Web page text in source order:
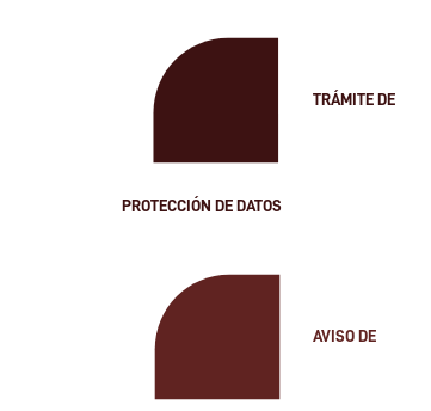
TRÁMITE DE
PROTECCIÓN DE DATOS
AVISO DE